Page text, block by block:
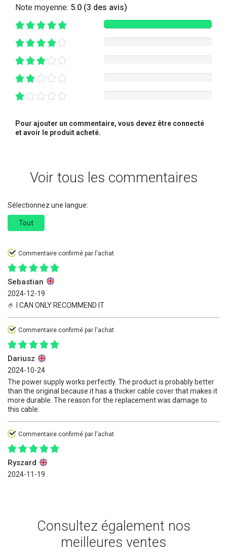
Note moyenne: 5.0 (3 des avis)
Pour ajouter un commentaire, vous devez être connecté
et avoir le produit acheté.
Voir tous les commentaires
Sélectionnez une langue:
Tout
Commentaire confirmé par l'achat
Sebastian
2024-12-19
🤌 I CAN ONLY RECOMMEND IT
Commentaire confirmé par l'achat
Dariusz
2024-10-24
The power supply works perfectly. The product is probably better
than the original because it has a thicker cable cover that makes it
more durable. The reason for the replacement was damage to
this cable.
Commentaire confirmé par l'achat
Ryszard
2024-11-19
Consultez également nos
meilleures ventes